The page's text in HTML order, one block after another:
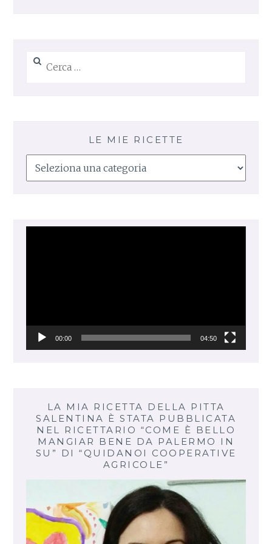
per:
LE MIE RICETTE
mie
00:00 04:50
LA MIA RICETTA DELLA PITTA
SALENTINA È STATA PUBBLICATA
NEL RICETTARIO “COME È BELLO
MANGIAR BENE DA PALERMO IN
SU” DI “QUIDANOI COOPERATIVE
AGRICOLE”